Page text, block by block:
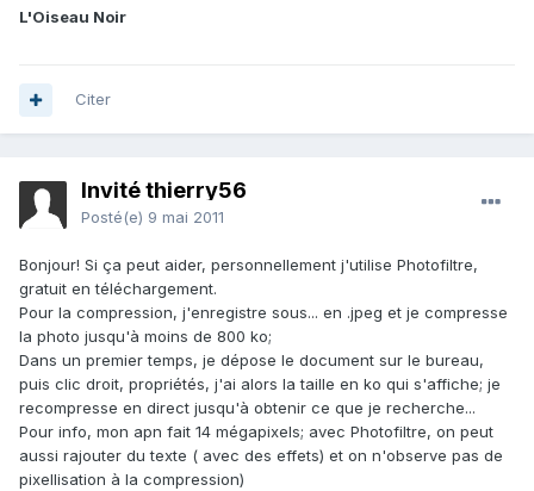
L'Oiseau Noir
Citer
Invité thierry56
Posté(e) 9 mai 2011
Bonjour! Si ça peut aider, personnellement j'utilise Photofiltre,
gratuit en téléchargement.
Pour la compression, j'enregistre sous... en .jpeg et je compresse
la photo jusqu'à moins de 800 ko;
Dans un premier temps, je dépose le document sur le bureau,
puis clic droit, propriétés, j'ai alors la taille en ko qui s'affiche; je
recompresse en direct jusqu'à obtenir ce que je recherche...
Pour info, mon apn fait 14 mégapixels; avec Photofiltre, on peut
aussi rajouter du texte ( avec des effets) et on n'observe pas de
pixellisation à la compression)